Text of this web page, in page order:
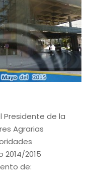
de la
Agrarias
2015
de: